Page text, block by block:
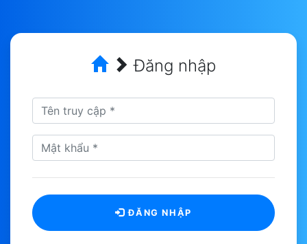
Đăng nhập
ĐĂNG NHẬP